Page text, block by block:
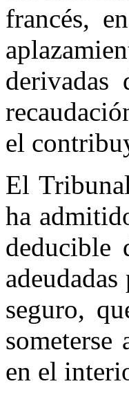
francés,
derivadas
el
El
ha
deducible
seguro,
someterse
en el